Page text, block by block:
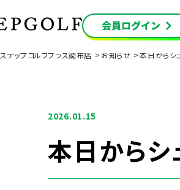
ステップゴルフプラス調布店 お知らせ 本日からシ
2026.01.15
本日からシ